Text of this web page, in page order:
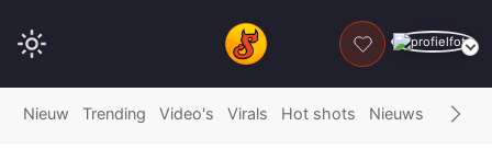
DONEER
Nieuw Trending Video's Virals Hot shots Nieuws Fails